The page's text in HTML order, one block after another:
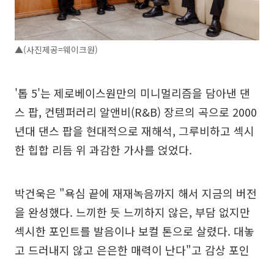
▲(사진제공=웨이크원)
'톱 5'는 제로베이스원만의 미니멀리즘을 담아낸 댄
스 팝, 컨템퍼러리 알앤비(R&B) 장르의 곡으로 2000
년대 댄스 팝을 현대적으로 재해석, 그루비하고 섹시
한 힙합 리듬 위 과감한 가사를 얹었다.
박건욱은 "욕심 끝에 재재녹음까지 해서 지금의 버전
을 완성했다. 느끼한 듯 느끼하지 않은, 부담 없지만
섹시한 포인트를 발음이나 보컬 톤으로 살렸다. 대놓
고 드러내지 않고 은은한 매력이 난다"고 감상 포인